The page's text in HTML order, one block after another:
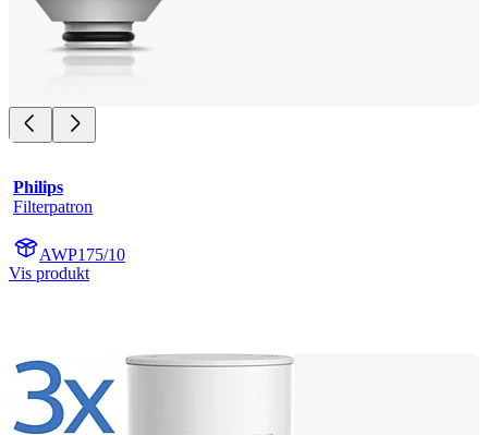
Philips
Filterpatron
AWP175/10
Vis produkt